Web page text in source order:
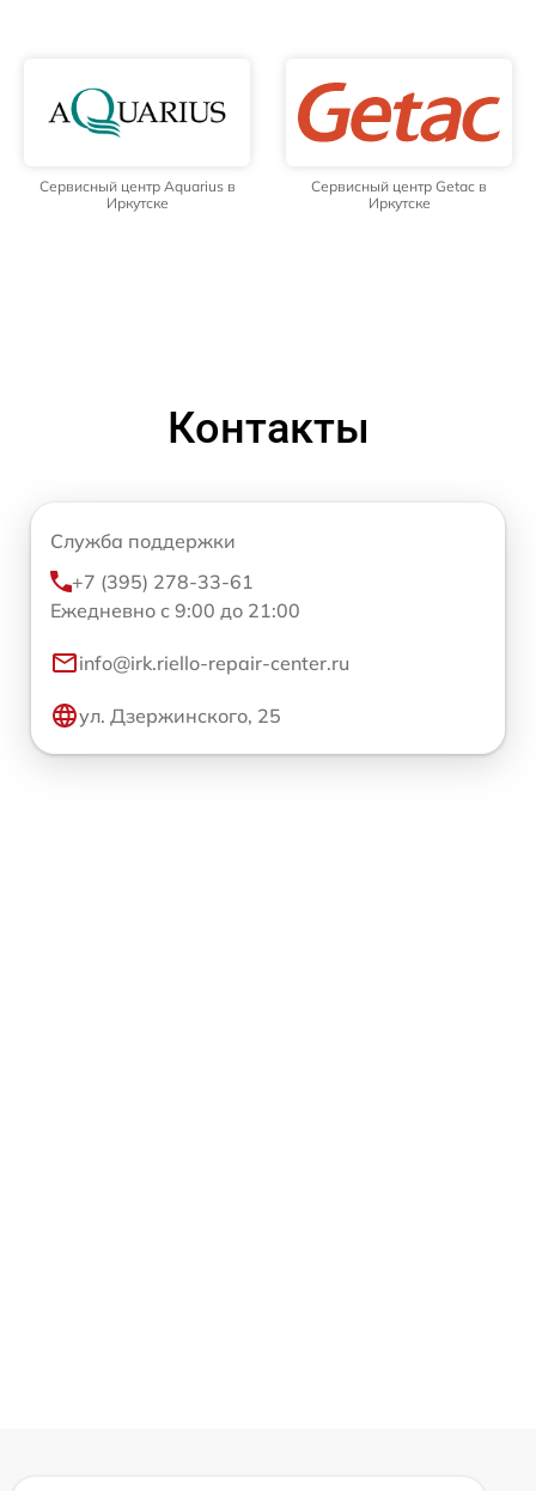
Сервисный центр Aquarius в
Иркутске
Сервисный центр Getac в
Иркутске
Контакты
Служба поддержки
+7 (395) 278-33-61
Ежедневно с 9:00 до 21:00
info@irk.riello-repair-center.ru
ул. Дзержинского, 25